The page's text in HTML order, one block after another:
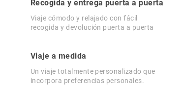
Recogida y entrega puerta a puerta
Viaje cómodo y relajado con fácil
recogida y devolución puerta a puerta
Viaje a medida
Un viaje totalmente personalizado que
incorpora preferencias personales.